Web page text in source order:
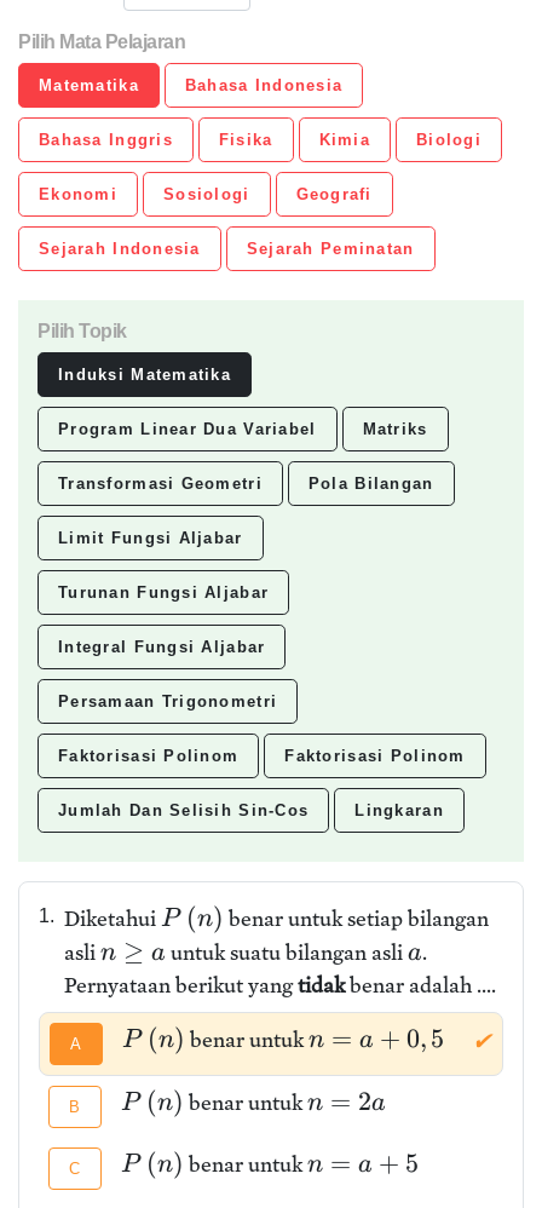
Pilih Mata Pelajaran
Matematika Bahasa Indonesia
Bahasa Inggris Fisika Kimia Biologi
Ekonomi Sosiologi Geografi
Sejarah Indonesia Sejarah Peminatan
Pilih Topik
Induksi Matematika
Program Linear Dua Variabel Matriks
Transformasi Geometri Pola Bilangan
Limit Fungsi Aljabar
Turunan Fungsi Aljabar
Integral Fungsi Aljabar
Persamaan Trigonometri
Faktorisasi Polinom Faktorisasi Polinom
Jumlah Dan Selisih Sin-Cos Lingkaran
1. DiketahuiP (n) benar untuk setiap bilangan
aslin ≥ a untuk suatu bilangan aslia.
Pernyataan berikut yangtidakbenar adalah ....
A ✔
P (n) benar untukn = a + 0,5
B P (n) benar untukn = 2a
C P (n) benar untukn = a + 5